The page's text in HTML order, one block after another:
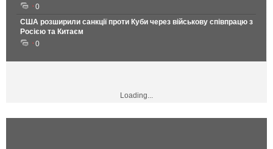
0
США розширили санкції проти Куби через військову співпрацю з
Росією та Китаєм
0
Loading...